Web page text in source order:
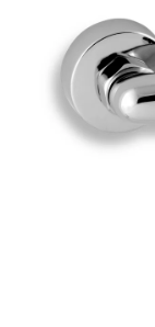
hvězdiček.